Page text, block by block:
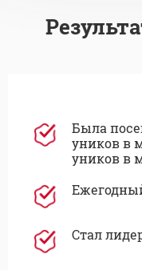
Была
уников в
уников в
Стал